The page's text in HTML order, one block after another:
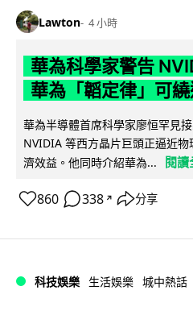
Lawton 4 小時
華為科學家警告
華為「韜定律」可
華為半導體首席科學家廖恒罕見
NVIDIA 等西方晶片巨頭正逼近
濟效益。他同時介紹華為...
閱
860 338 ↗ 分享
科技娛樂 生活娛樂 城中熱話